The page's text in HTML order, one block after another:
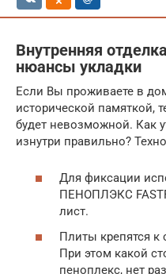
Внутренняя
нюансы укладки
Если Вы проживаете в
исторической памяткой,
будет невозможной. Как
изнутри правильно?
Для фиксации
ПЕНОПЛЭКС
лист.
Плиты крепятся к
При этом какой
пеноплекс, нет